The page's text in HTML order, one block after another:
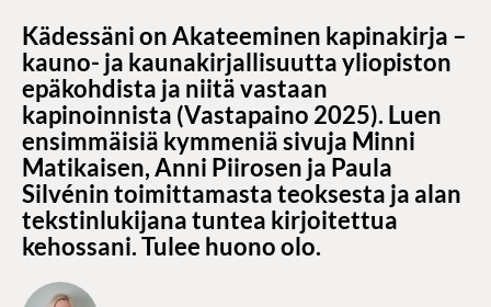
Kädessäni on Akateeminen kapinakirja –
kauno- ja kaunakirjallisuutta yliopiston
epäkohdista ja niitä vastaan
kapinoinnista (Vastapaino 2025). Luen
ensimmäisiä kymmeniä sivuja Minni
Matikaisen, Anni Piirosen ja Paula
Silvénin toimittamasta teoksesta ja alan
tekstinlukijana tuntea kirjoitettua
kehossani. Tulee huono olo.